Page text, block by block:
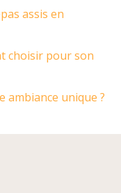
assis en
choisir pour son
ambiance unique ?